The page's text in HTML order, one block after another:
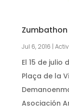
Zumbathon
Jul 6, 2016 |
El 15 de julio
Plaça de la
Asociación